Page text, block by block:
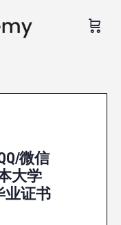
微信
大学
业证书